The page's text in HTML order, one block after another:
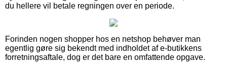
du hellere vil betale regningen over en periode.
Forinden nogen shopper hos en netshop behøver man
egentlig gøre sig bekendt med indholdet af e-butikkens
forretningsaftale, dog er det bare en omfattende opgave.